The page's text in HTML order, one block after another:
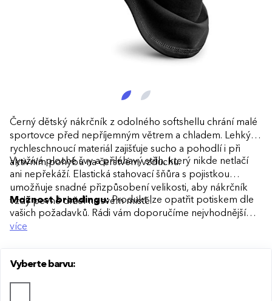
Černý dětský nákrčník z odolného softshellu chrání malé
sportovce před nepříjemným větrem a chladem. Lehký a
rychleschnoucí materiál zajišťuje sucho a pohodlí i při
aktivním pohybu na čerstvém vzduchu.
Využívá ploché švy a přiléhavý střih, který nikde netlačí
ani nepřekáží. Elastická stahovací šňůra s pojistkou
umožňuje snadné přizpůsobení velikosti, aby nákrčník
vždy pevně držel na svém místě.
Možnost brandingu:Produkt lze opatřit potiskem dle
vašich požadavků. Rádi vám doporučíme nejvhodnější
technologii potisku s ohledem na design i váš rozpočet.
více
Vyberte barvu: